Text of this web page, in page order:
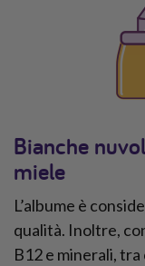
Bianche
miele
L’albume è
qualità. Inoltre,
B12 e minerali, tra